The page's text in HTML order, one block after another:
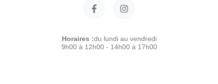
Horaires :du lundi au vendredi
9h00 à 12h00 - 14h00 à 17h00